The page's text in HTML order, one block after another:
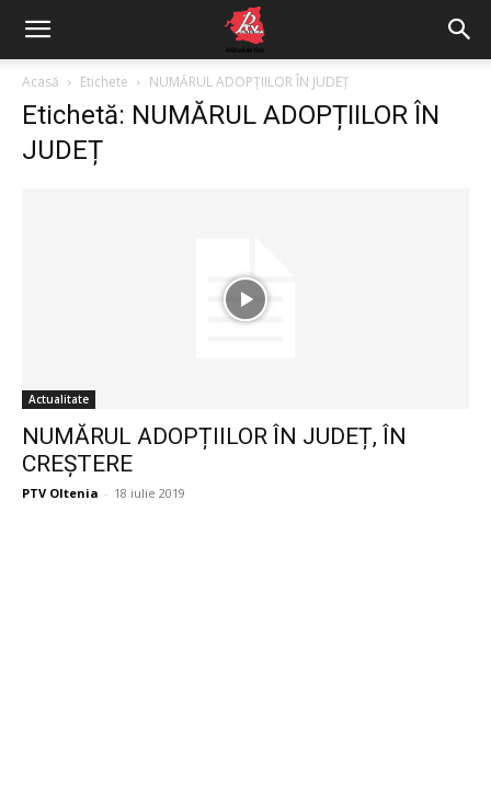
Acasă Etichete NUMĂRUL ADOPȚIILOR ÎN JUDEȚ
Etichetă: NUMĂRUL ADOPȚIILOR ÎN
JUDEȚ
Actualitate
NUMĂRUL ADOPȚIILOR ÎN JUDEȚ, ÎN
CREȘTERE
PTV Oltenia - 18 iulie 2019